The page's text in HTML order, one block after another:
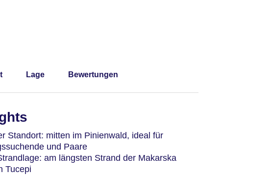
Lage Bewertungen
Standort: mitten im Pinienwald, ideal für
und Paare
am längsten Strand der Makarska
Tucepi